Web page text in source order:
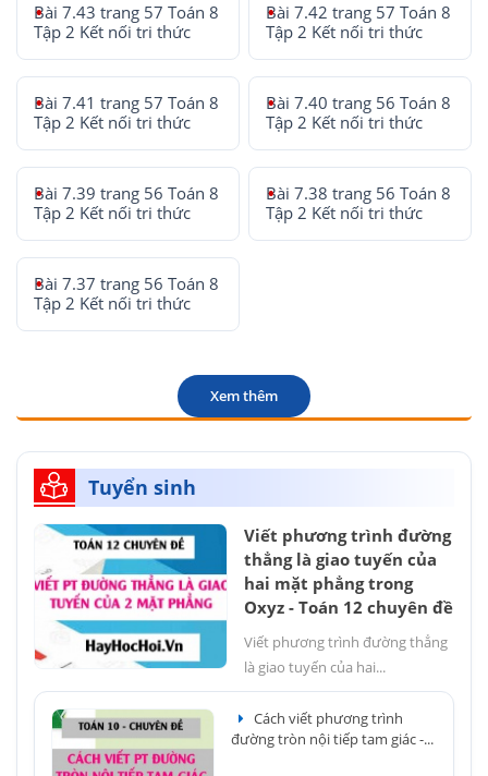
Bài 7.43 trang 57 Toán 8
Tập 2 Kết nối tri thức
Bài 7.42 trang 57 Toán 8
Tập 2 Kết nối tri thức
Bài 7.41 trang 57 Toán 8
Tập 2 Kết nối tri thức
Bài 7.40 trang 56 Toán 8
Tập 2 Kết nối tri thức
Bài 7.39 trang 56 Toán 8
Tập 2 Kết nối tri thức
Bài 7.38 trang 56 Toán 8
Tập 2 Kết nối tri thức
Bài 7.37 trang 56 Toán 8
Tập 2 Kết nối tri thức
Xem thêm
Tuyển sinh
Viết phương trình đường
thẳng là giao tuyến của
hai mặt phẳng trong
Oxyz - Toán 12 chuyên đề
Viết phương trình đường thẳng
là giao tuyến của hai...
Cách viết phương trình
đường tròn nội tiếp tam giác -...